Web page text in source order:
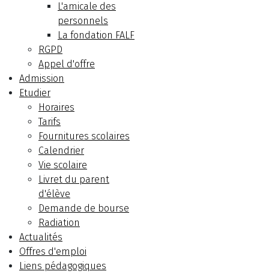
L'amicale des
personnels
La fondation FALF
RGPD
Appel d'offre
Admission
Etudier
Horaires
Tarifs
Fournitures scolaires
Calendrier
Vie scolaire
Livret du parent
d'élève
Demande de bourse
Radiation
Actualités
Offres d'emploi
Liens pédagogiques